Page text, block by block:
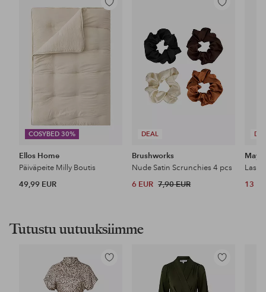
COSYBED 30%
Lisää
Ellos Home
Päiväpeite Milly Boutis
49,99 EUR
DEAL
Lisää
Brushworks
Nude Satin Scrunchies 4 pcs
6 EUR 7,90 EUR 13
Tutustu uutuuksiimme
Lisää
Lisää